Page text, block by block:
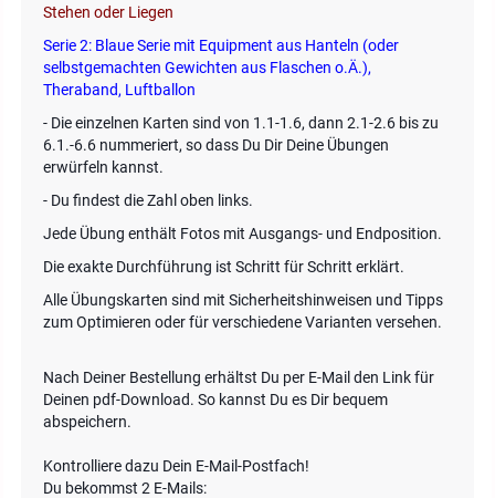
Stehen oder Liegen
Serie 2: Blaue Serie mit Equipment aus Hanteln (oder
selbstgemachten Gewichten aus Flaschen o.Ä.),
Theraband, Luftballon
- Die einzelnen Karten sind von 1.1-1.6, dann 2.1-2.6 bis zu
6.1.-6.6 nummeriert, so dass Du Dir Deine Übungen
erwürfeln kannst.
- Du findest die Zahl oben links.
Jede Übung enthält Fotos mit Ausgangs- und Endposition.
Die exakte Durchführung ist Schritt für Schritt erklärt.
Alle Übungskarten sind mit Sicherheitshinweisen und Tipps
zum Optimieren oder für verschiedene Varianten versehen.
Nach Deiner Bestellung erhältst Du per E-Mail den Link für
Deinen pdf-Download. So kannst Du es Dir bequem
abspeichern.
Kontrolliere dazu Dein E-Mail-Postfach!
Du bekommst 2 E-Mails: